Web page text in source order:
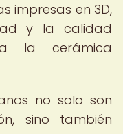
impresas en 3D,
y la calidad
la cerámica
no solo son
sino también